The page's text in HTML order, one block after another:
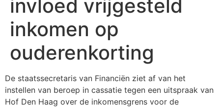
invloed vrijgesteld
inkomen op
ouderenkorting
De staatssecretaris van Financiën ziet af van het
instellen van beroep in cassatie tegen een uitspraak van
Hof Den Haag over de inkomensgrens voor de